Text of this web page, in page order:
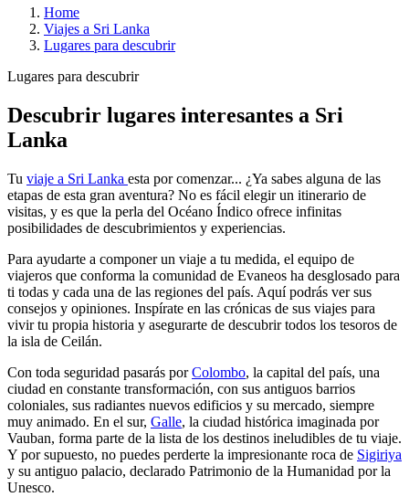
Home
Viajes a Sri Lanka
Lugares para descubrir
Lugares para descubrir
Descubrir lugares interesantes a Sri
Lanka
Tu viaje a Sri Lanka esta por comenzar... ¿Ya sabes alguna de las
etapas de esta gran aventura? No es fácil elegir un itinerario de
visitas, y es que la perla del Océano Índico ofrece infinitas
posibilidades de descubrimientos y experiencias.
Para ayudarte a componer un viaje a tu medida, el equipo de
viajeros que conforma la comunidad de Evaneos ha desglosado para
ti todas y cada una de las regiones del país. Aquí podrás ver sus
consejos y opiniones. Inspírate en las crónicas de sus viajes para
vivir tu propia historia y asegurarte de descubrir todos los tesoros de
la isla de Ceilán.
Con toda seguridad pasarás porColombo, la capital del país, una
ciudad en constante transformación, con sus antiguos barrios
coloniales, sus radiantes nuevos edificios y su mercado, siempre
muy animado. En el sur, Galle, la ciudad histórica imaginada por
Vauban, forma parte de la lista de los destinos ineludibles de tu viaje.
Y por supuesto, no puedes perderte la impresionante roca de Sigiriya
y su antiguo palacio, declarado Patrimonio de la Humanidad por la
Unesco.